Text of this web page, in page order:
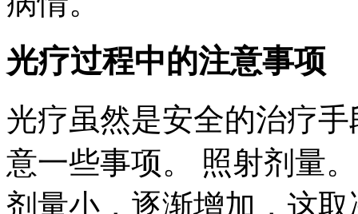
光疗过程中的注意事项
光疗虽然是安全的治疗
意一些事项。 照射剂量
剂量小，逐渐增加，这